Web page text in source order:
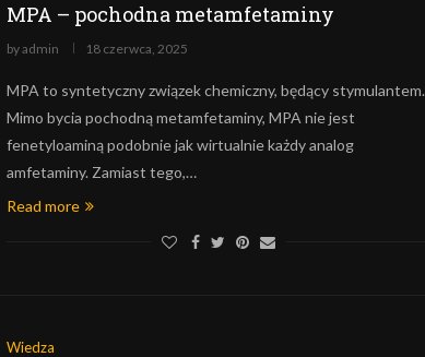
MPA – pochodna metamfetaminy
byadmin 18 czerwca, 2025
MPA to syntetyczny związek chemiczny, będący stymulantem.
Mimo bycia pochodną metamfetaminy, MPA nie jest
fenetyloaminą podobnie jak wirtualnie każdy analog
amfetaminy. Zamiast tego,…
Read more
Wiedza